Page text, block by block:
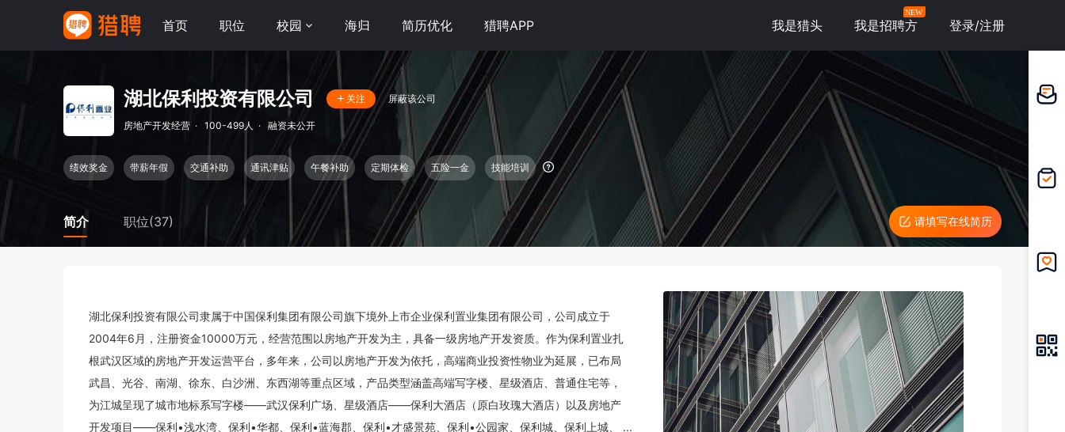
首页 职位 校园 海归 简历优化 猎聘APP 我是猎头 我是招聘方
NEW
登录/注册
湖北保利投资有限公司 关注 屏蔽该公司
房地产开发经营 · 100-499人 · 融资未公开
绩效奖金 带薪年假 交通补助 通讯津贴 午餐补助 定期体检 五险一金 技能培训
简介 职位(37) 请填写在线简历
湖北保利投资有限公司隶属于中国保利集团有限公司旗下境外上市企业保利置业集团有限公司，公司成立于
2004年6月，注册资金10000万元，经营范围以房地产开发为主，具备一级房地产开发资质。作为保利置业扎
根武汉区域的房地产开发运营平台，多年来，公司以房地产开发为依托，高端商业投资性物业为延展，已布局
武昌、光谷、南湖、徐东、白沙洲、东西湖等重点区域，产品类型涵盖高端写字楼、星级酒店、普通住宅等，
为江城呈现了城市地标系写字楼——武汉保利广场、星级酒店——保利大酒店（原白玫瑰大酒店）以及房地产
开发项目——保利•浅水湾、保利•华都、保利•蓝海郡、保利•才盛景苑、保利•公园家、保利城、保利上城、
...